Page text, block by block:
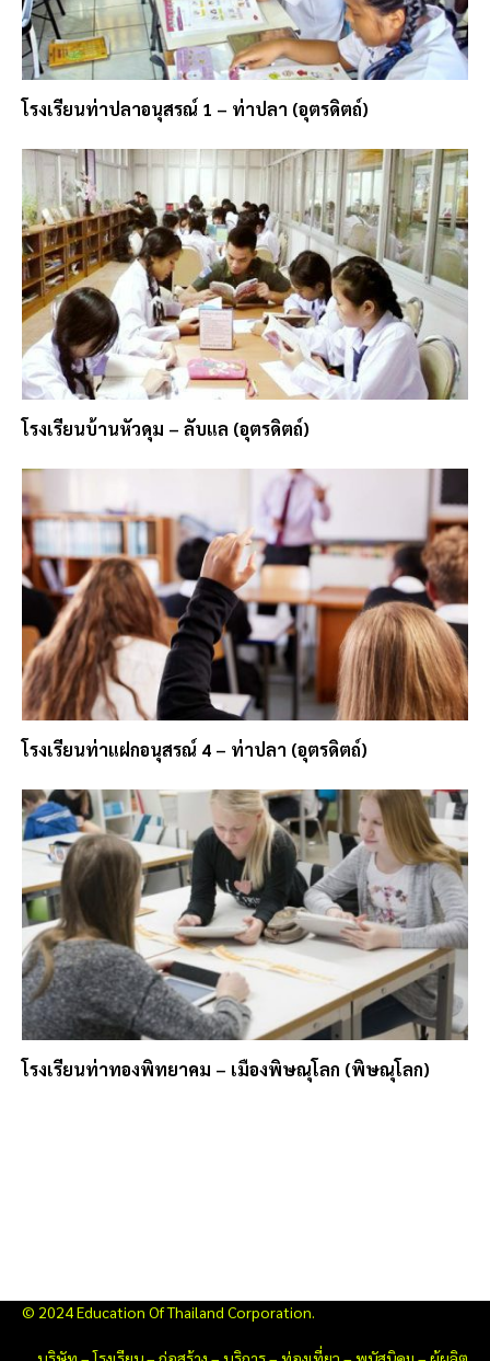
โรงเรียนท่าปลาอนุสรณ์ 1 – ท่าปลา (อุตรดิตถ์)
โรงเรียนบ้านหัวดุม – ลับแล (อุตรดิตถ์)
โรงเรียนท่าแฝกอนุสรณ์ 4 – ท่าปลา (อุตรดิตถ์)
โรงเรียนท่าทองพิทยาคม – เมืองพิษณุโลก (พิษณุโลก)
© 2024 Education Of Thailand Corporation.